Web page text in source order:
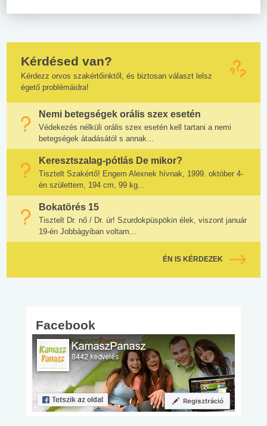
Kérdésed van?
Kérdezz orvos szakértőinktől, és biztosan választ lelsz
égető problémáidra!
Nemi betegségek orális szex esetén
Védekezés nélküli orális szex esetén kell tartani a nemi
betegségek átadásától s annak...
Keresztszalag-pótlás De mikor?
Tisztelt Szakértő! Engem Alexnek hívnak, 1999. október 4-
én születtem, 194 cm, 99 kg...
Bokatörés 15
Tisztelt Dr. nő / Dr. úr! Szurdokpüspökin élek, viszont január
19-én Jobbágyiban voltam...
ÉN IS KÉRDEZEK
Facebook